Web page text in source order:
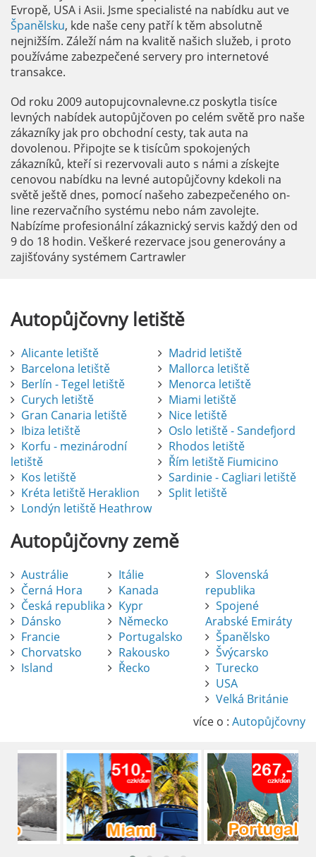
Evropě, USA i Asii. Jsme specialisté na nabídku aut ve
Španělsku, kde naše ceny patří k těm absolutně
nejnižším. Záleží nám na kvalitě našich služeb, i proto
používáme zabezpečené servery pro internetové
transakce.
Od roku 2009 autopujcovnalevne.cz poskytla tisíce
levných nabídek autopůjčoven po celém světě pro naše
zákazníky jak pro obchodní cesty, tak auta na
dovolenou. Připojte se k tisícům spokojených
zákazníků, kteří si rezervovali auto s námi a získejte
cenovou nabídku na levné autopůjčovny kdekoli na
světě ještě dnes, pomocí našeho zabezpečeného on-
line rezervačního systému nebo nám zavolejte.
Nabízíme profesionální zákaznický servis každý den od
9 do 18 hodin. Veškeré rezervace jsou generovány a
zajišťovány systémem Cartrawler
Autopůjčovnyletiště
Alicante letiště
Barcelona letiště
Berlín - Tegel letiště
Curych letiště
Gran Canaria letiště
Ibiza letiště
Korfu - mezinárodní
letiště
Kos letiště
Kréta letiště Heraklion
Londýn letiště Heathrow
Madrid letiště
Mallorca letiště
Menorca letiště
Miami letiště
Nice letiště
Oslo letiště - Sandefjord
Rhodos letiště
Řím letiště Fiumicino
Sardinie - Cagliari letiště
Split letiště
Autopůjčovnyzemě
Austrálie
Černá Hora
Česká republika
Dánsko
Francie
Chorvatsko
Island
Itálie
Kanada
Kypr
Německo
Portugalsko
Rakousko
Řecko
Slovenská
republika
Spojené
Arabské Emiráty
Španělsko
Švýcarsko
Turecko
USA
Velká Británie
více o : Autopůjčovny
Pronájem auta na letišti Alicante
Půjčení auta na letišti v Alicante je výborný
způsob, jak pohodlně objevovat město i jeho
brána do regionu Costa Blanca, se nachází
přibližně 9 km od centra Alicante.
číst :celý článek
Pronájem auta na letišti Lefkada: Kompletní
průvodce